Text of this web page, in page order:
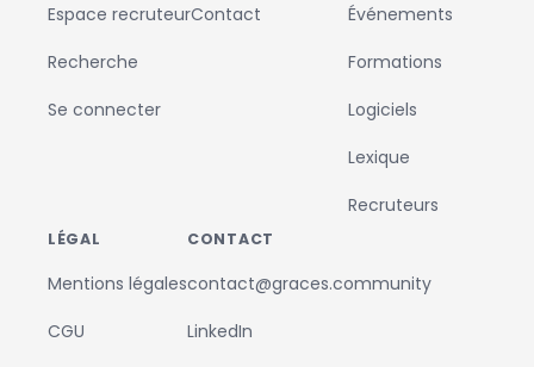
Espace recruteur
Recherche
Se connecter
Contact
Événements
Formations
Logiciels
Lexique
Recruteurs
LÉGAL
Mentions légales
CGU
CONTACT
contact@graces.community
LinkedIn